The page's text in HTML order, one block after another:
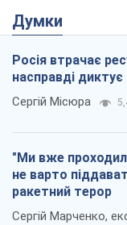
Думки
Росія втрачає
насправді диктує
Сергій Місюра
"Ми вже
не варто
ракетний терор
Сергій Марченко,